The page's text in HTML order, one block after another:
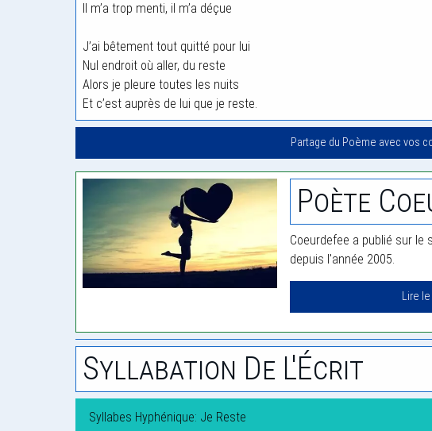
Il m’a trop menti, il m’a déçue
J’ai bêtement tout quitté pour lui
Nul endroit où aller, du reste
Alors je pleure toutes les nuits
Et c’est auprès de lui que je reste.
Partage du Poème avec vos
Poète
Coeurdefee a publié sur
depuis l'année 2005.
Lire
Syllabation De L'Écrit
Syllabes Hyphénique: Je Reste